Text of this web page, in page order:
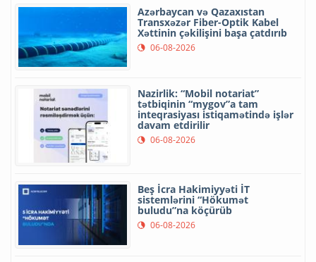
Azərbaycan və Qazaxıstan
Transxəzər Fiber-Optik Kabel
Xəttinin çəkilişini başa çatdırıb
06-08-2026
Nazirlik: “Mobil notariat”
tətbiqinin “mygov”a tam
inteqrasiyası istiqamətində işlər
davam etdirilir
06-08-2026
Beş İcra Hakimiyyəti İT
sistemlərini “Hökumət
buludu”na köçürüb
06-08-2026